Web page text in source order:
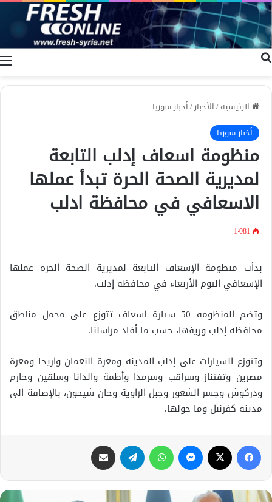
الرئيسية/الأخبار/أخبار سوريا
أخبار سوريا
منظومة اسعاف إدلب التابعة
لمديرية الصحة الحرة تبدأ عملها
الاسعافي في محافظة ادلب
1٬081
بدأت منظومة الإسعاف التابعة لمديرية الصحة الحرة عملها
الإسعافي اليوم الأربعاء في محافظة إدلب.
وتضم المنظومة 50 سيارة اسعاف تتوزع على مجمل مناطق
محافظة إدلب وريفها، حسب ما أفاد مراسلنا.
وتتوزع السيارات على إدلب المدينة ومعرة النعمان واريحا ومعرة
مصرين وتفتناز وسراقب وسرمدا وأطمة والدانا وسلقين وحارم
ودركوش وجسر الشغور وجبل الزاوية وخان شيخون، بالإضافة الى
مدينة كفرنبل وما حولها.
فيسبوك ماسنجر واتساب تيلقرام